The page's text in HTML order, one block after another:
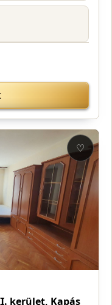
♡
kerület, Kapás